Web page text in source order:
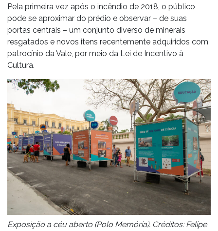
Pela primeira vez após o incêndio de 2018, o público
pode se aproximar do prédio e observar – de suas
portas centrais – um conjunto diverso de minerais
resgatados e novos itens recentemente adquiridos com
patrocínio da Vale, por meio da Lei de Incentivo à
Cultura.
Exposição a céu aberto (Polo Memória). Créditos: Felipe